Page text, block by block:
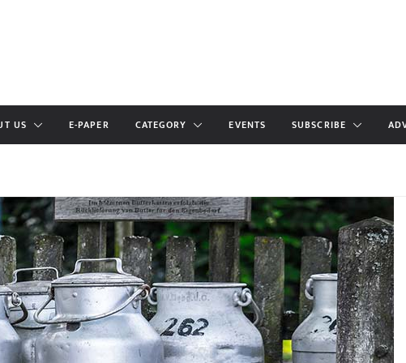
US E-PAPER CATEGORY EVENTS SUBSCRIBE